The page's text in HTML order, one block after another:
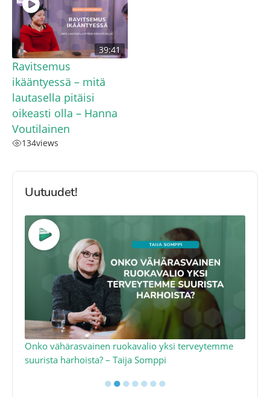
39:41
Ravitsemus
ikääntyessä – mitä
lautasella pitäisi
oikeasti olla – Hanna
Voutilainen
134views
Uutuudet!
Onko vähärasvainen ruokavalio yksi terveytemme
suurista harhoista? – Taija Somppi
●●●●●●●